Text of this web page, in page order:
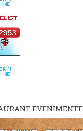
EVENIMENTE